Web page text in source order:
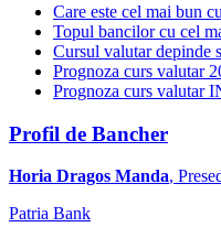
Care este cel mai bun
Topul bancilor cu cel
Cursul valutar depinde
Prognoza curs valutar
Prognoza curs valutar
Profil de Bancher
Horia Dragos Manda,
Patria Bank